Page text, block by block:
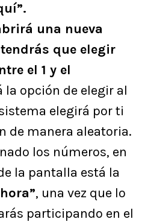
una nueva
que elegir
el 1 y el
la opción de elegir al
elegirá por ti
de manera aleatoria.
los números, en
la pantalla está la
, una vez que lo
participando en el